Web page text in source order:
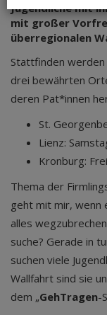
Jugendliche mit
mit großer
überregionalen
Stattfinden
drei bewährten
deren Pat*innen
St.
Lienz:
Kronburg:
Thema der
geht mit mir, wenn
alles
suche? Gerade in
suchen viele
Wallfahrt sind sie
dem „GehTragen-